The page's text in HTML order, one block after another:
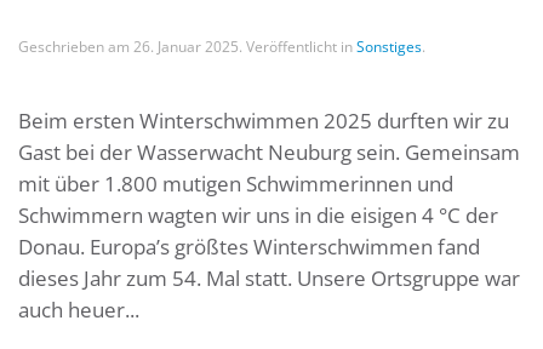
Geschrieben am 26. Januar 2025. Veröffentlicht inSonstiges.
Beim ersten Winterschwimmen 2025 durften wir zu
Gast bei der Wasserwacht Neuburg sein. Gemeinsam
mit über 1.800 mutigen Schwimmerinnen und
Schwimmern wagten wir uns in die eisigen 4 °C der
Donau. Europa’s größtes Winterschwimmen fand
dieses Jahr zum 54. Mal statt. Unsere Ortsgruppe war
auch heuer...